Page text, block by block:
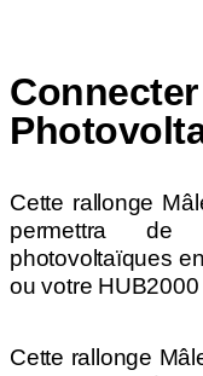
Cette rallonge
permettra de
photovoltaïques
ou votre
Cette rallonge